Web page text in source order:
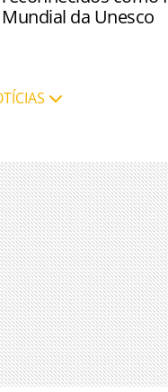
Mundial da Unesco